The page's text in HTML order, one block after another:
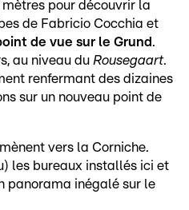
pour découvrir la
de Fabricio Cocchia et
de vue sur le Grund .
au niveau du Rousegaart.
renfermant des dizaines
sur un nouveau point de
vers la Corniche.
les bureaux installés ici et
panorama inégalé sur le